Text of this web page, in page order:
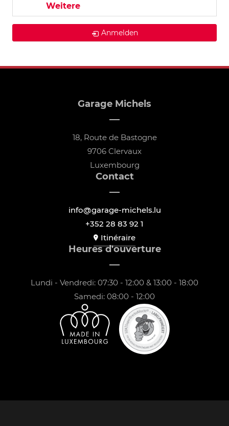
Weitere
Anmelden
Garage Michels
18, Route de Bastogne
9706 Clervaux
Luxembourg
Contact
info@garage-michels.lu
+352 28 83 92 1
Itinéraire
Heures d'ouverture
Lundi - Vendredi: 07:30 - 12:00 & 13:00 - 18:00
Samedi: 08:00 - 12:00